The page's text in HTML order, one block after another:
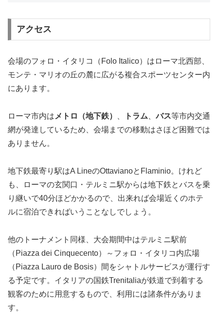
アクセス
会場のフォロ・イタリコ（Folo Italico）はローマ北西部、
モンテ・マリオの丘の麓に広がる複合スポーツセンター内
にあります。
ローマ市内は メトロ（地下鉄） トラム 、バス等市内交通
網が発達しているため、会場までの移動はさほど困難では
ありません。
地下鉄最寄り駅はA LineのOttavianoとFlaminio。けれど
も、ローマの玄関口・テルミニ駅からは地下鉄とバスを乗
り継いで40分ほどかかるので、出来れば会場近くのホテ
ルに宿泊できればいうことなしでしょう。
他のトーナメント同様、大会期間中はテルミニ駅前
（Piazza dei Cinquecento）～フォロ・イタリコ内広場
（Piazza Lauro de Bosis）間をシャトルサービスが運行す
る予定です。イタリアの国鉄Trenitaliaが鉄道で到着する
観客のために用意するもので、利用には諸条件がありま
す。